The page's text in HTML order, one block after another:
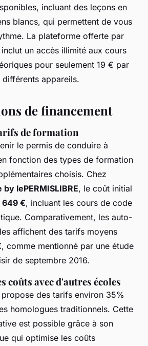
incluant des leçons en
blancs, qui permettent de vous
La plateforme offerte par
un accès illimité aux cours
pour seulement 19 € par
appareils.
de financement
de formation
le permis de conduire à
fonction des types de formation
choisis. Chez
lePERMISLIBRE, le coût initial
649 €, incluant les cours de code
Comparativement, les auto-
affichent des tarifs moyens
, comme mentionné par une étude
de septembre 2016.
coûts avec d'autres écoles
des tarifs environ 35%
homologues traditionnels. Cette
est possible grâce à son
qui optimise les coûts